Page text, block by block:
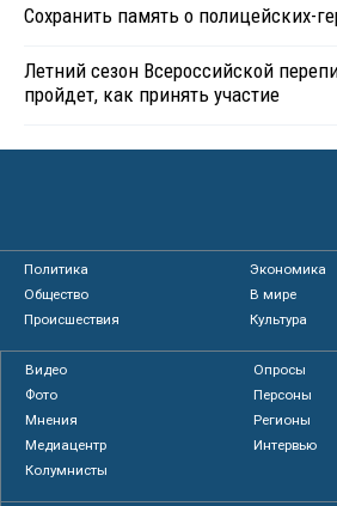
Сохранить память о полицейских-
Летний сезон Всероссийской
пройдет, как принять участие
Политика
Экономика
Общество
В мире
Происшествия
Культура
Видео
Опросы
Фото
Персоны
Мнения
Регионы
Медиацентр
Интервью
Колумнисты